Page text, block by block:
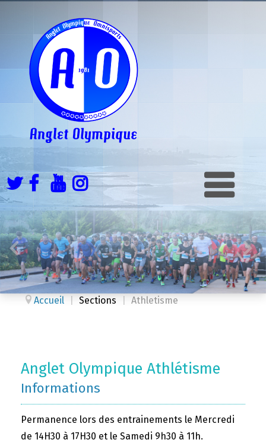
Accueil Sections Athletisme
Anglet Olympique Athlétisme
Informations
Permanence lors des entrainements le Mercredi
de 14H30 à 17H30 et le Samedi 9h30 à 11h.